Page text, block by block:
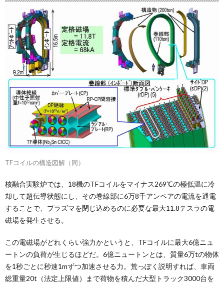
TFコイルの構造図解（同）
核融合実験炉では、18機のTFコイルをマイナス269℃の極低温に冷
却して超伝導状態にし、その巻線部に6万8千アンペアの電流を通電
することで、プラズマを閉じ込めるのに必要な最大11.8テスラの電
磁場を発生させる。
この電磁場がどれくらい強力かというと、TFコイルに最大6億ニュ
ートンの負荷が生じるほどだ。6億ニュートンとは、質量6万tの物体
を1秒ごとに秒速1mずつ加速させる力。荒っぽく説明すれば、車両
総重量20t（法定上限値）まで荷物を積んだ大型トラック3000台を